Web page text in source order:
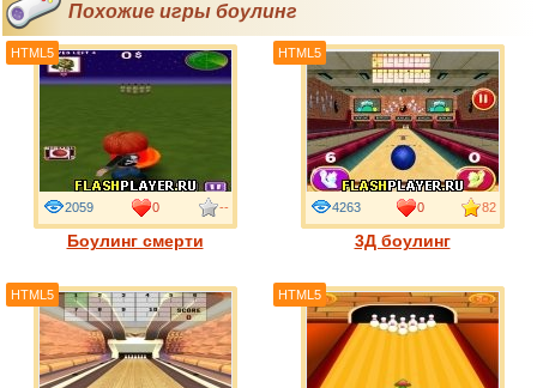
Похожие игры боулинг
Боулинг смерти
2059 0 --
HTML5
3Д боулинг
4263 0 82
HTML5
HTML5 HTML5